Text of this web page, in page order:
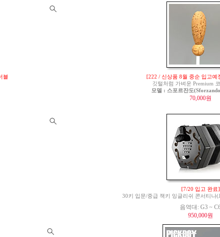
블
[222 / 신상품 8월 중순 입고예
깃털처럼 가벼운 Premium
모델 : 스포르잔도
70,000원
[7/20 입고 완료]
30키 입문/중급 잭키 잉글리쉬 콘서티나
음역대: G3 ~
950,000원